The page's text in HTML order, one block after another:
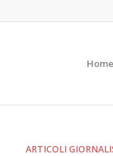
Home
ARTICOLI